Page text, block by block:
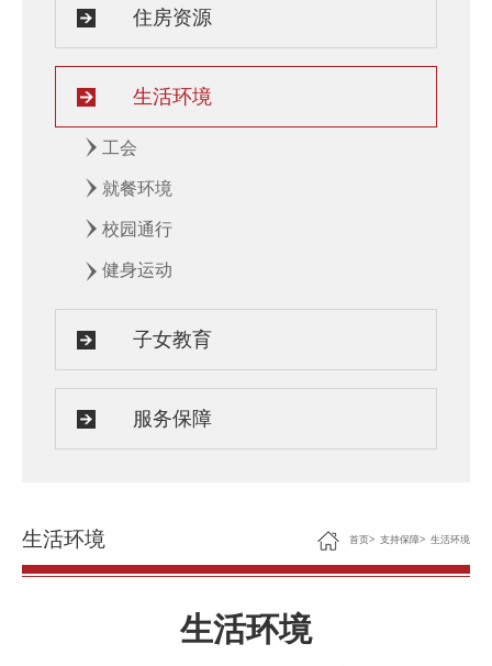
住房资源
生活环境
工会
就餐环境
校园通行
健身运动
子女教育
服务保障
生活环境 首页> 支持保障> 生活环境
生活环境